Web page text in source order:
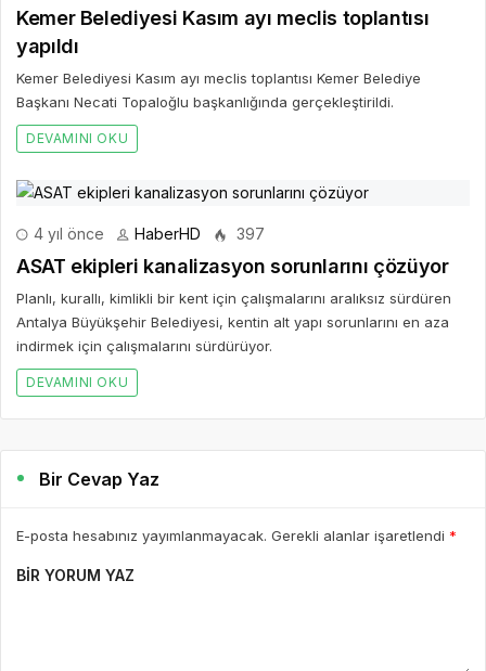
Kemer Belediyesi Kasım ayı meclis toplantısı
yapıldı
Kemer Belediyesi Kasım ayı meclis toplantısı Kemer Belediye
Başkanı Necati Topaloğlu başkanlığında gerçekleştirildi.
DEVAMINI OKU
4 yıl önce HaberHD 397
ASAT ekipleri kanalizasyon sorunlarını çözüyor
Planlı, kurallı, kimlikli bir kent için çalışmalarını aralıksız sürdüren
Antalya Büyükşehir Belediyesi, kentin alt yapı sorunlarını en aza
indirmek için çalışmalarını sürdürüyor.
DEVAMINI OKU
Bir Cevap Yaz
E-posta hesabınız yayımlanmayacak. Gerekli alanlar işaretlendi *
BIR YORUM YAZ